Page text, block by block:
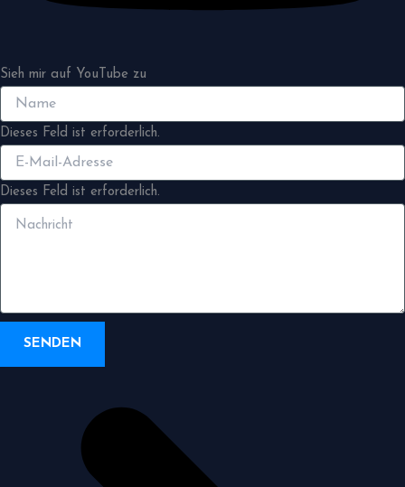
Sieh mir auf YouTube zu
Dieses Feld ist erforderlich.
Dieses Feld ist erforderlich.
SENDEN